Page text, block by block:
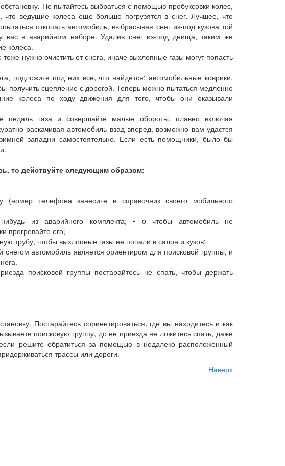
Не пытайтесь выбраться с помощью пробуксовки колес,
что ведущие колеса еще больше погрузятся в снег. Лучшее, что
откопать автомобиль, выбрасывая снег из-под кузова той
вас в аварийном наборе. Удалив снег из-под днища, таким же
колеса.
нужно очистить от снега, иначе выхлопные газы могут попасть
подложите под них все, что найдется: автомобильные коврики,
получить сцепление с дорогой. Теперь можно пытаться медленно
колеса по ходу движения для того, чтобы они оказывали
педаль газа и совершайте малые обороты, плавно включая
раскачивая автомобиль взад-вперед, возможно вам удастся
западни самостоятельно. Если есть помощники, было бы
то действуйте следующим образом:
(номер телефона занесите в справочник своего мобильного
из аварийного комплекта; • o чтобы автомобиль не
прогревайте его;
трубу, чтобы выхлопные газы не попали в салон и кузов;
автомобиль является ориентиром для поисковой группы, и
поисковой группы постарайтесь не спать, чтобы держать
Постарайтесь сориентироваться, где вы находитесь и как
поисковую группу, до ее приезда не ложитесь спать, даже
решите обратиться за помощью в недалеко расположенный
трассы или дороги.
Наверх